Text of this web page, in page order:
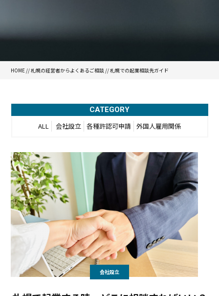
HOME //札幌の経営者からよくあるご相談 //札幌での起業相談先ガイド
CATEGORY
ALL 会社設立 各種許認可申請 外国人雇用関係
会社設立